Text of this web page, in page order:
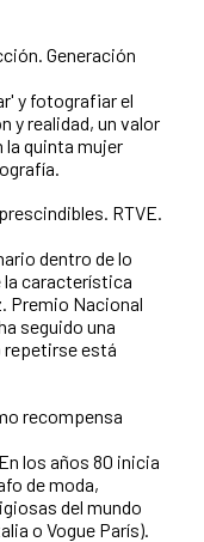
Generación
y fotografiar el
y realidad, un valor
la quinta mujer
RTVE.
dentro de lo
la característica
Premio Nacional
seguido una
repetirse está
recompensa
los años 80 inicia
de moda,
del mundo
o Vogue París).